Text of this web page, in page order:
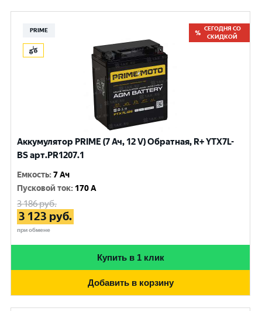
PRIME
СЕГОДНЯ СО
СКИДКОЙ
Аккумулятор PRIME (7 Ач, 12 V) Обратная, R+ YTX7L-
BS арт.PR1207.1
Емкость:7 Ач
Пусковой ток: 170 A
3 186руб.
3 123 руб.
при обмене
Купить в 1 клик
Добавить в корзину